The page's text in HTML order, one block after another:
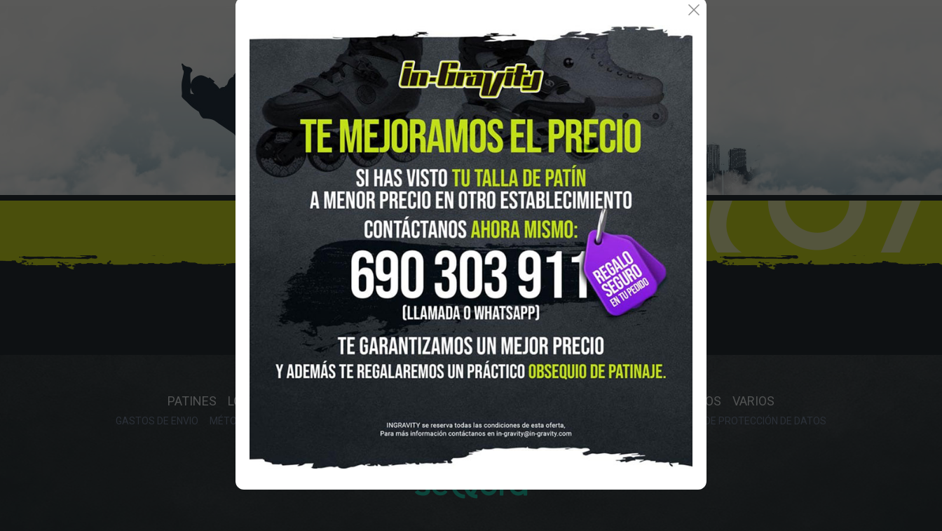
Síguenos en Instagram@ingravityshop
INICIO OUTLET NOVEDADES CLUBS Y ASOCIACIONES SITUACIÓN Y HORARIO
PATINES LONGBOARD RECAMBIOS VARIOS
GASTOS DE ENVIO MÉTODOS DE PAGO, DEVOLUCIONES Y DATOS DE INTERÉS AVISO LEGAL POLÍTICA DE COOKIES POLÍTICA DE PROTECCIÓN DE DATOS
FINANCIA CON: